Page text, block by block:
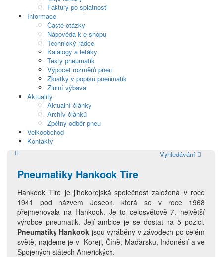
Faktury po splatnosti
Informace
Časté otázky
Nápověda k e-shopu
Technický rádce
Katalogy a letáky
Testy pneumatik
Výpočet rozměrů pneu
Zkratky v popisu pneumatik
Zimní výbava
Aktuality
Aktualní články
Archív článků
Zpětný odběr pneu
Velkoobchod
Kontakty
Vyhledávání
Pneumatiky Hankook Tire
Hankook Tire je jihokorejská společnost založená v roce
1941 pod názvem Joseon, která se v roce 1968
přejmenovala na Hankook. Je to celosvětově 7. největší
výrobce pneumatik. Její ambice je se dostat na 5 pozici.
Pneumatiky Hankook jsou vyráběny v závodech po celém
světě, najdeme je v Koreji, Číně, Maďarsku, Indonésií a ve
Spojených státech Amerických.